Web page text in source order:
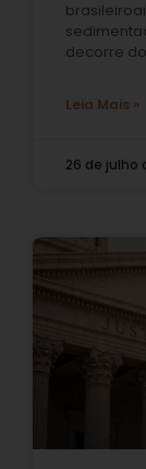
decorre do
Leia Mais »
26 de julho